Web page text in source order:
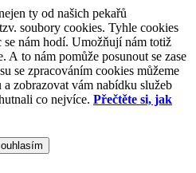
ty od našich pekařů
soubory cookies. Tyhle cookies
nám hodí. Umožňují nám totiž
A to nám pomůže posunout se zase
se zpracováním cookies můžeme
zobrazovat vám nabídku služeb
co nejvíce. Přečtěte si, jak